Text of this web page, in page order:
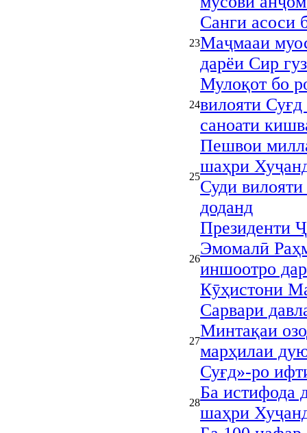
23
Санги асоси
Маҷмааи
дарёи Сир
24
Мулоқот бо
вилояти
саноати
25
Пешвои
шаҳри
Суди
доданд
26
Президенти
Эмомалӣ
иншоотро
Кӯҳистони
27
Сарвари
Минтақаи
марҳилаи
Суғд»-ро
28
Ба истифода
шаҳри